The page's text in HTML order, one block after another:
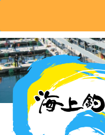
コ
ン
テ
ン